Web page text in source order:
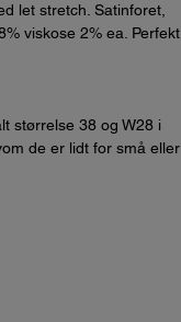
let stretch. Satinforet,
viskose 2% ea. Perfekt
størrelse 38 og W28 i
de er lidt for små eller